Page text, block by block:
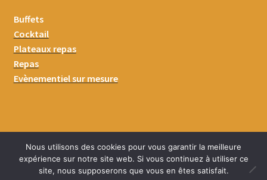
Buffets
Cocktail
Plateaux repas
Repas
Evènementiel sur mesure
Nous utilisons des cookies pour vous garantir la meilleure
expérience sur notre site web. Si vous continuez à utiliser ce
site, nous supposerons que vous en êtes satisfait.